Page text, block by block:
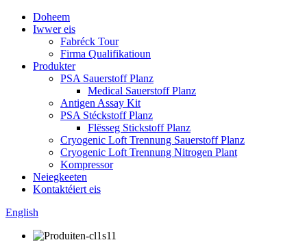
Doheem
Iwwer eis
Fabréck Tour
Firma Qualifikatioun
Produkter
PSA Sauerstoff Planz
Medical Sauerstoff Planz
Antigen Assay Kit
PSA Stéckstoff Planz
Flësseg Stickstoff Planz
Cryogenic Loft Trennung Sauerstoff Planz
Cryogenic Loft Trennung Nitrogen Plant
Kompressor
Neiegkeeten
Kontaktéiert eis
English